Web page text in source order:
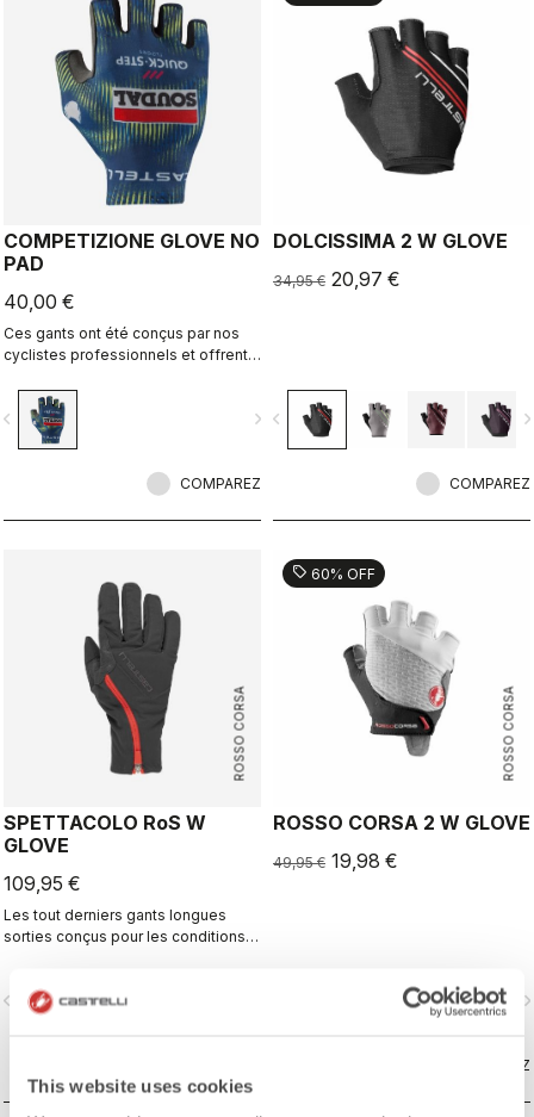
This website uses cookies
COMPETIZIONE GLOVE NO
PAD
40,00 €
Ces gants ont été conçus par nos
cyclistes professionnels et offrent
protection parfaite des paumes.
navigate_next
COMPAREZ
DOLCISSIMA 2 W GLOVE
34,95 € 20,97 €
navigate_before
COMPAREZ
ROSSO CORSA
SPETTACOLO RoS W
GLOVE
109,95 €
Les tout derniers gants longues
sorties conçus pour les conditions
protection contre les éclaboussures
ROSSO CORSA
sell 60% OFF
ROSSO CORSA 2 W GLOVE
49,95 € 19,98 €
COMPAREZ